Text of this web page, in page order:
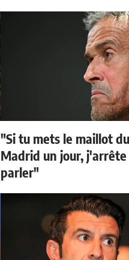
"Si tu mets le maillot
Madrid un jour,
parler"